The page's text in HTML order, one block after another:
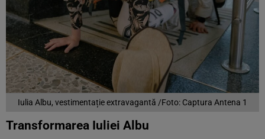
Iulia Albu, vestimentație extravagantă /Foto: Captura Antena 1
Transformarea Iuliei Albu